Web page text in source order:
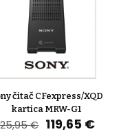
čitač CFexpress/XQD
kartica MRW-G1
€ Izvorna
119,65 €